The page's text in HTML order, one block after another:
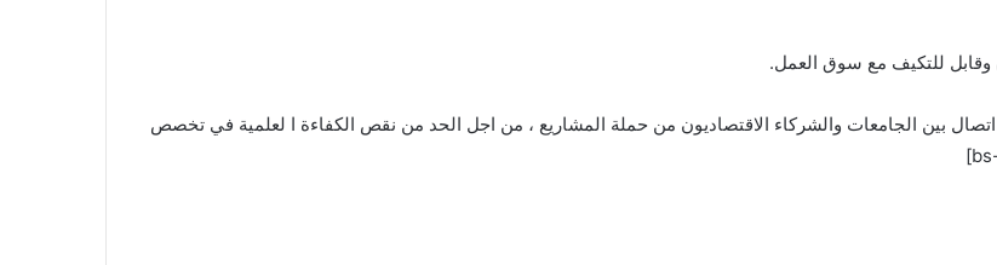
وقابل للتكيف مع سوق العمل.
بين الجامعات والشركاء الاقتصاديون من حملة المشاريع ، من اجل الحد من نقص الكفاءة ا لعلمية في تخصص